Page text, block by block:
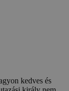
kedves és